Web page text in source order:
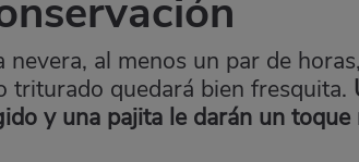
al menos un par de
triturado quedará bien fresquita.
y una pajita le darán un